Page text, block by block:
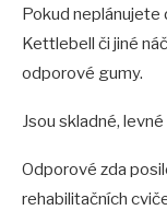
Pokud neplánujete
Kettlebell či jiné
odporové gumy.
Jsou skladné, levné
Odporové zda
rehabilitačních